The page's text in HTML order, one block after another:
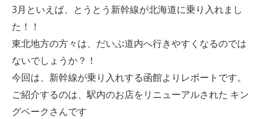
3月といえば、とうとう新幹線が北海道に乗り入れまし
た！！
東北地方の方々は、だいぶ道内へ行きやすくなるのでは
ないでしょうか？！
今回は、新幹線が乗り入れする函館よりレポートです。
ご紹介するのは、駅内のお店をリニューアルされた キン
グベークさんです